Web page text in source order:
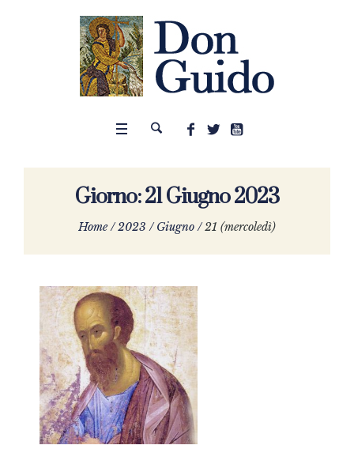
Giorno:21 Giugno 2023
Home /2023 /Giugno /21 (mercoledì)